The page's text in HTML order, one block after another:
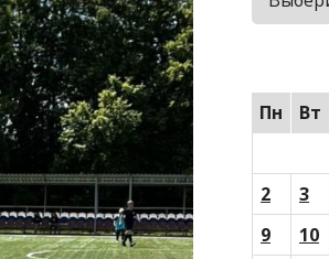
Пн
Вт
2
3
9
10